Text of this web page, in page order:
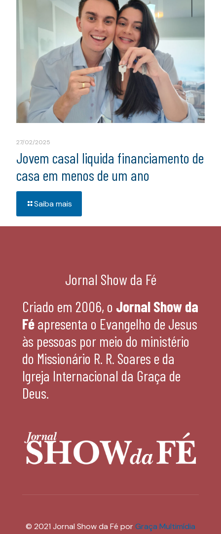
27/02/2025
Jovem casal liquida financiamento de
casa em menos de um ano
Saiba mais
Jornal Show da Fé
Criado em 2006, o Jornal Show da
Féapresenta o Evangelho de Jesus
às pessoas por meio do ministério
do Missionário R. R. Soares e da
Igreja Internacional da Graça de
Deus.
© 2021 Jornal Show da Fé porGraça Multimídia